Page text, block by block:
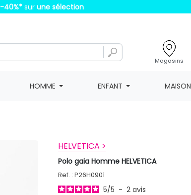
-40%* sur une sélection
Magasins
HOMME ENFANT MAISON
HELVETICA >
Polo gaia Homme HELVETICA
Ref. : P26H0901
5/5 - 2avis